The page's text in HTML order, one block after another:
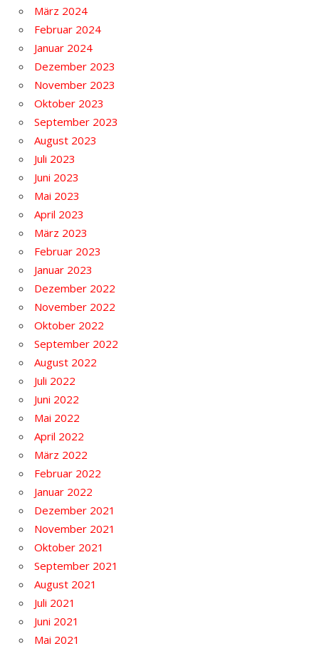
März 2024
Februar 2024
Januar 2024
Dezember 2023
November 2023
Oktober 2023
September 2023
August 2023
Juli 2023
Juni 2023
Mai 2023
April 2023
März 2023
Februar 2023
Januar 2023
Dezember 2022
November 2022
Oktober 2022
September 2022
August 2022
Juli 2022
Juni 2022
Mai 2022
April 2022
März 2022
Februar 2022
Januar 2022
Dezember 2021
November 2021
Oktober 2021
September 2021
August 2021
Juli 2021
Juni 2021
Mai 2021